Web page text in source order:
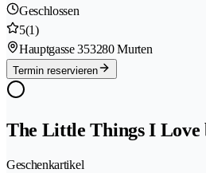
Geschlossen
5(1)
Hauptgasse 353280 Murten
Termin reservieren
The Little Things I Love
Geschenkartikel